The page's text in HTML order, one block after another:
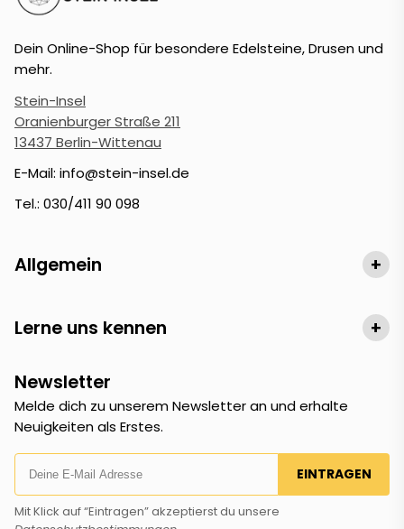
Dein Online-Shop für besondere Edelsteine, Drusen und
mehr.
Stein-Insel
Oranienburger Straße 211
13437 Berlin-Wittenau
E-Mail: info@stein-insel.de
Tel.: 030/411 90 098
Allgemein +
Lerne uns kennen +
Newsletter
Melde dich zu unserem Newsletter an und erhalte
Neuigkeiten als Erstes.
EINTRAGEN
Mit Klick auf “Eintragen” akzeptierst du unsere